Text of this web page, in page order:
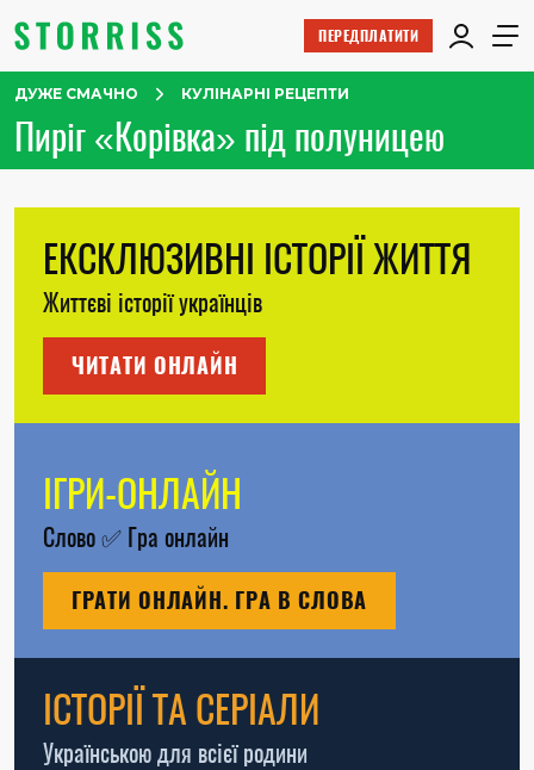
ПЕРЕДПЛАТИТИ
ДУЖЕ СМАЧНО КУЛІНАРНІ РЕЦЕПТИ
Пиріг «Корівка» під полуницею
ЕКСКЛЮЗИВНІ ІСТОРІЇ ЖИТТЯ
Життєві історії українців
ЧИТАТИ ОНЛАЙН
ІГРИ-ОНЛАЙН
Слово✅ Гра онлайн
ГРАТИ ОНЛАЙН. ГРА В СЛОВА
ІСТОРІЇ ТА СЕРІАЛИ
Українською для всієї родини